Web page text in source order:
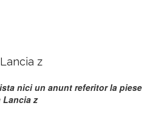
z
nici un anunt referitor la piese
Lancia z